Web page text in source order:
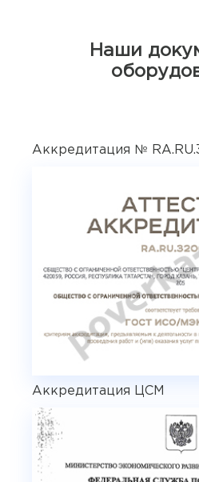
Наши
Аккредитация №
Аккредитация ЦСМ